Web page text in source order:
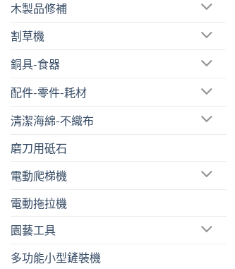
木製品修補
割草機
銅具-食器
配件-零件-耗材
清潔海綿-不織布
磨刀用砥石
電動爬梯機
電動拖拉機
園藝工具
多功能小型鏟裝機